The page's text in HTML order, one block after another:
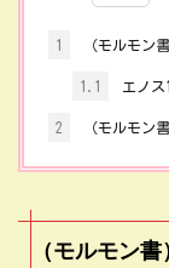
1 （モルモン
1.1 エノス
2 （モルモン
（モルモン